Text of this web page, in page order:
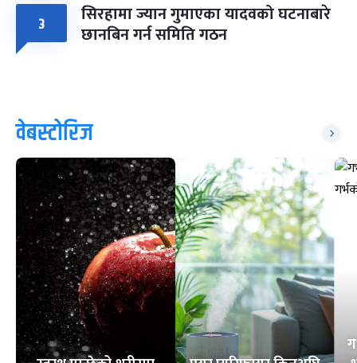
३ सिरहामा ज्यान गुमाएका यादवको घटनाबारे
छानबिन गर्न समिति गठन
वेबस्टोरिज